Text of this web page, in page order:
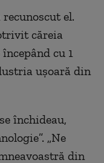
el.
căreia
cu 1
ușoară din
închideau,
„Ne
din